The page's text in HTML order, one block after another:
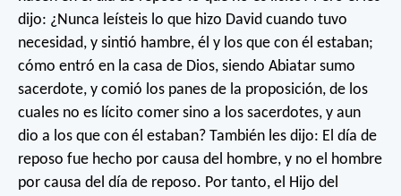
dijo: ¿Nunca leísteis lo que hizo David cuando tuvo
necesidad, y sintió hambre, él y los que con él estaban;
cómo entró en la casa de Dios, siendo Abiatar sumo
sacerdote, y comió los panes de la proposición, de los
cuales no es lícito comer sino a los sacerdotes, y aun
dio a los que con él estaban? También les dijo: El día de
reposo fue hecho por causa del hombre, y no el hombre
por causa del día de reposo. Por tanto, el Hijo del